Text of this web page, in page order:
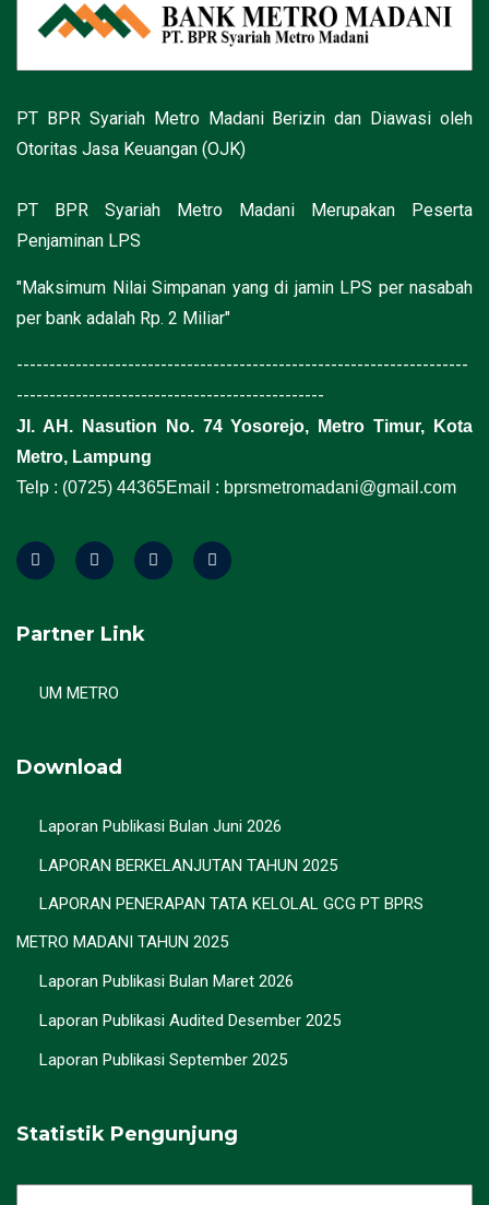
PT BPR Syariah Metro Madani Berizin dan Diawasi oleh
Otoritas Jasa Keuangan (OJK)
PT BPR Syariah Metro Madani Merupakan Peserta
Penjaminan LPS
"Maksimum Nilai Simpanan yang di jamin LPS per nasabah
per bank adalah Rp. 2 Miliar"
---------------------------------------------------------------------
-----------------------------------------------
Jl. AH. Nasution No. 74 Yosorejo, Metro Timur, Kota
Metro, Lampung
Telp : (0725) 44365Email : bprsmetromadani@gmail.com
Partner Link
UM METRO
Download
Laporan Publikasi Bulan Juni 2026
LAPORAN BERKELANJUTAN TAHUN 2025
LAPORAN PENERAPAN TATA KELOLAL GCG PT BPRS
METRO MADANI TAHUN 2025
Laporan Publikasi Bulan Maret 2026
Laporan Publikasi Audited Desember 2025
Laporan Publikasi September 2025
Statistik Pengunjung